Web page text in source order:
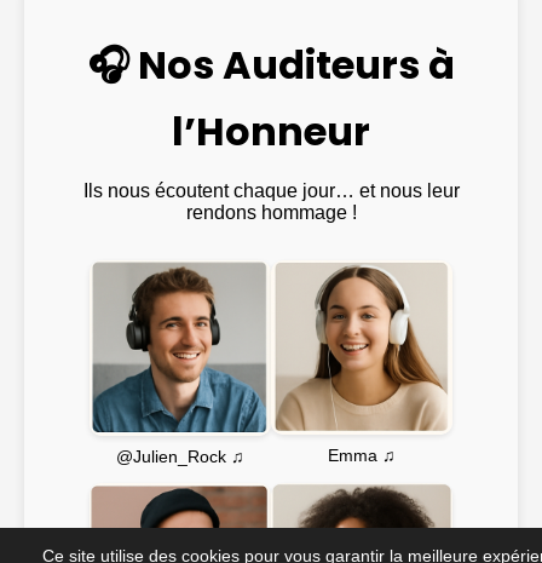
🎧 Nos Auditeurs à
l’Honneur
Ils nous écoutent chaque jour… et nous leur
rendons hommage !
@Julien_Rock ♫ Emma ♫
Ce site utilise des cookies pour vous garantir la meilleure